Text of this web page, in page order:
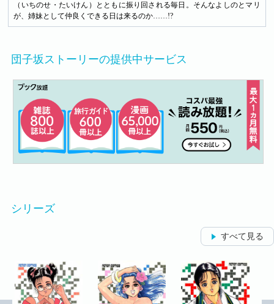
（いちのせ・たいけん）とともに振り回される毎日。そんなよしのとマリ
が、姉妹として仲良くできる日は来るのか……!?
団子坂ストーリーの提供中サービス
シリーズ
すべて見る